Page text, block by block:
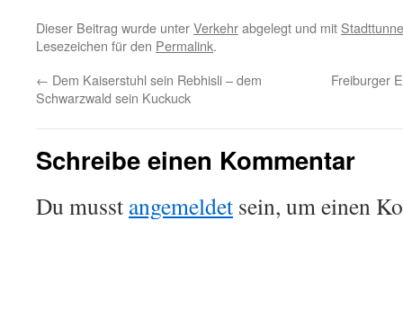
Dieser Beitrag wurde unterVerkehrabgelegt und mit
Lesezeichen für den Permalink.
← Dem Kaiserstuhl sein Rebhisli – dem
Schwarzwald sein Kuckuck
Freiburger
Schreibe einen Kommentar
Du musst angemeldet sein, um einen